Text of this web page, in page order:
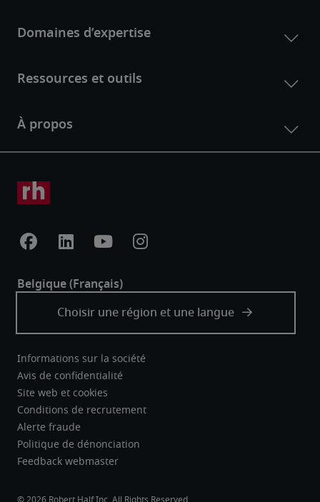
Informations sur la société
Avis de confidentialité
Site web et cookies
Conditions de recrutement
Alerte fraude
Politique de dénonciation
Feedback webmaster